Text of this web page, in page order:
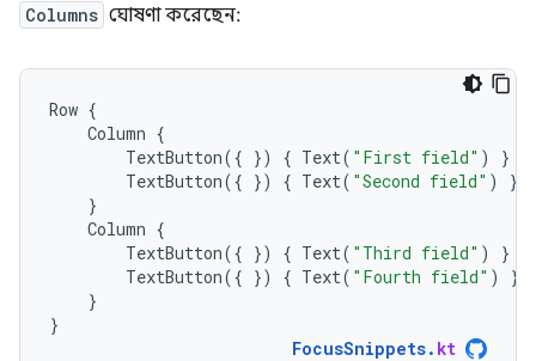
Columns ঘোষণা করেছেন:
Row {
Column {
TextButton({ }) { Text( "First field" )
}
TextButton({ }) { Text( "Second field" )
}
}
Column {
TextButton({ }) { Text( "Third field" )
}
TextButton({ }) { Text( "Fourth field" )
}
}
}
FocusSnippets. kt